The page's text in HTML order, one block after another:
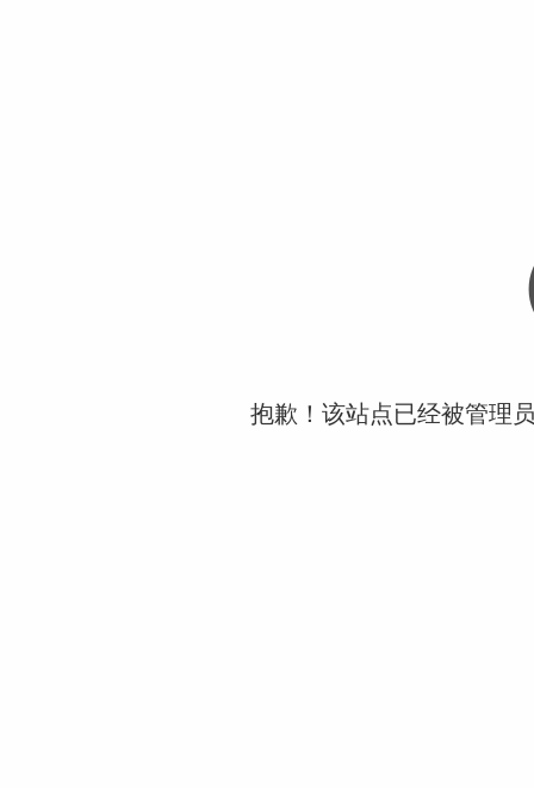
抱歉！该站点已经被管理